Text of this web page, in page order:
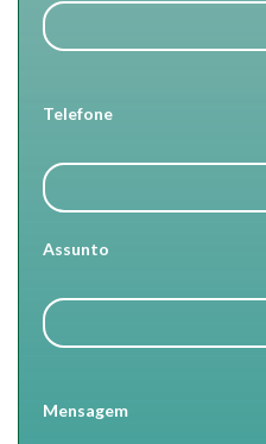
Telefone
Assunto
Mensagem